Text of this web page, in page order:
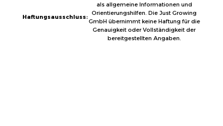
Haftungsausschluss:
als allgemeine Informationen und
Orientierungshilfen. Die Just Growing
GmbH übernimmt keine Haftung für die
Genauigkeit oder Vollständigkeit der
bereitgestellten Angaben.